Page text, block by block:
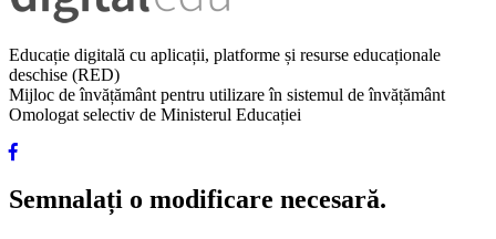
Educație digitală cu aplicații, platforme și resurse educaționale
deschise (RED)
Mijloc de învățământ pentru utilizare în sistemul de învățământ
Omologat selectiv de Ministerul Educației
Semnalați o modificare necesară.